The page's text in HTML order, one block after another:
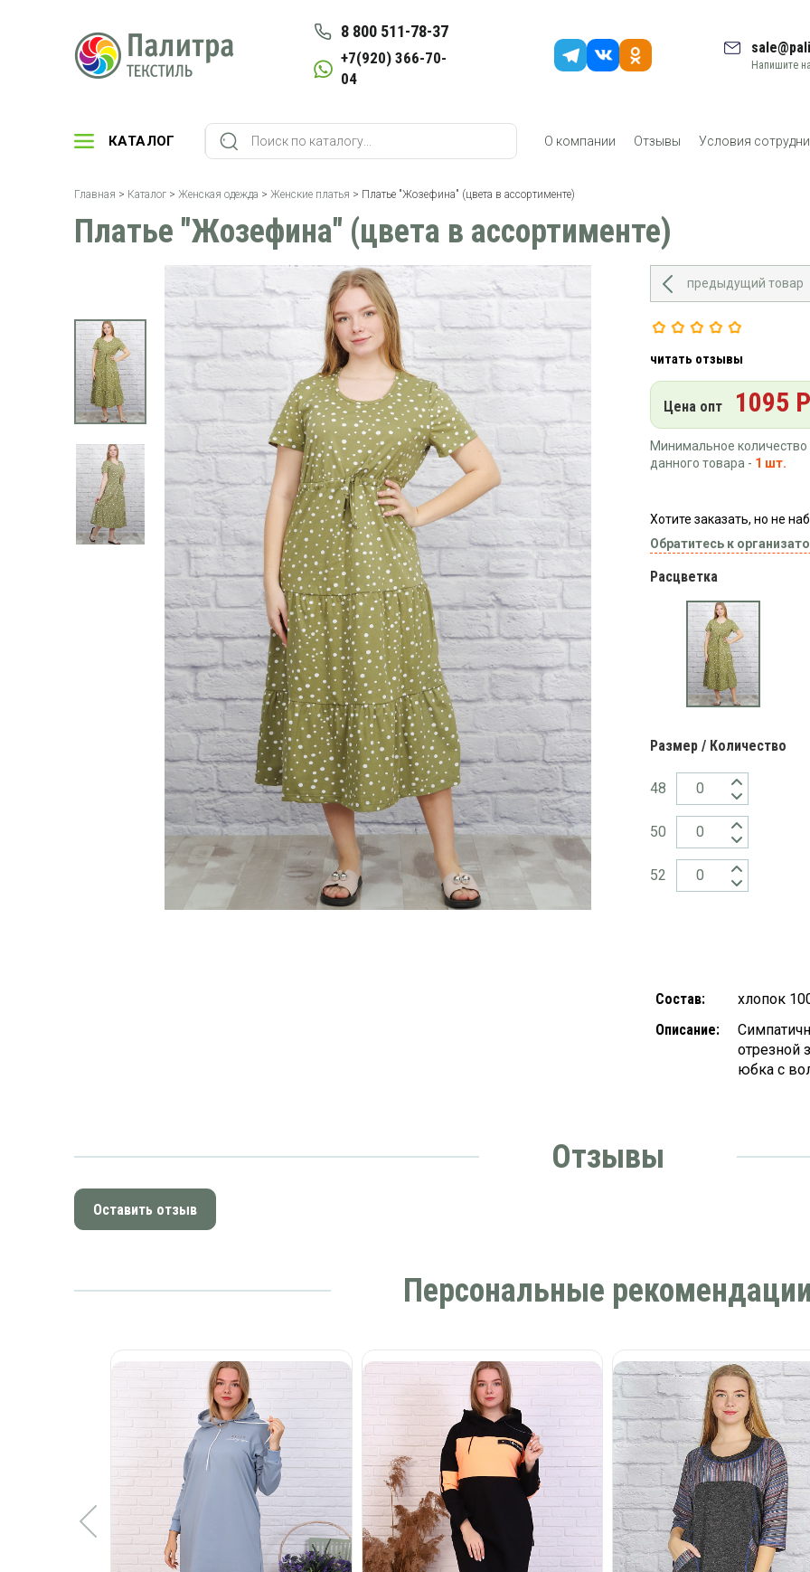
8 800 511-78-37
+7(920) 366-70-
04
Напишите
КАТАЛОГ О компании Отзывы Условия
Главная > Каталог > Женская одежда > Женские платья > Платье "Жозефина" (цвета в ассортименте)
Платье "Жозефина" (цвета в ассортименте)
предыдущий товар
читать отзывы
Цена опт 1095 Р
Минимальное количество
данного товара - 1 шт.
Хотите заказать, но не
Обратитесь к
Расцветка
Размер / Количество
48
50
52
Состав:
хлопок
Описание:
отрезной
юбка с
Отзывы
Оставить отзыв
Персональные рекомендации